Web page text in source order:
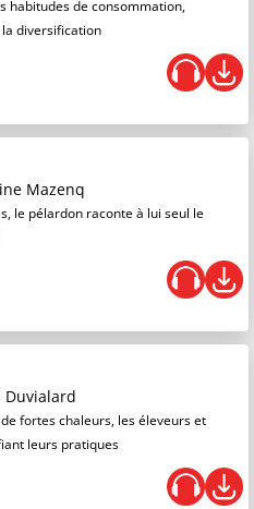
habitudes de consommation,
diversification
Mazenq
le pélardon raconte à lui seul le
Duvialard
fortes chaleurs, les éleveurs et
leurs pratiques